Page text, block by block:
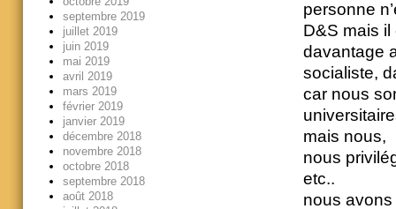
personne
D&S mais
davantage
socialiste,
car nous
mais nous,
nous
etc..
nous avons
septembre 2019
juillet 2019
juin 2019
mai 2019
avril 2019
mars 2019
février 2019
janvier 2019
décembre 2018
novembre 2018
octobre 2018
septembre 2018
août 2018